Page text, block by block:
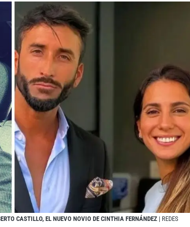
CASTILLO, EL NUEVO NOVIO DE CINTHIA FERNÁNDEZ | REDES